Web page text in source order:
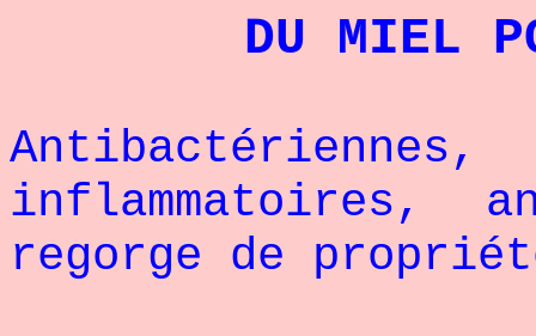
DU MIEL
inflammatoires,
regorge de